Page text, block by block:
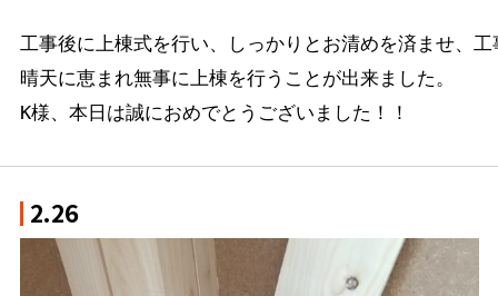
工事後に上棟式を行い、しっかりとお清めを済ませ、
晴天に恵まれ無事に上棟を行うことが出来ました。
K様、本日は誠におめでとうございました！！
2.26